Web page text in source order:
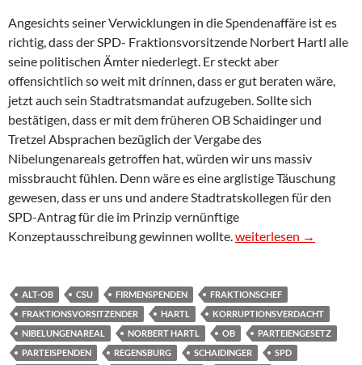
Angesichts seiner Verwicklungen in die Spendenaffäre ist es
richtig, dass der SPD- Fraktionsvorsitzende Norbert Hartl alle
seine politischen Ämter niederlegt. Er steckt aber
offensichtlich so weit mit drínnen, dass er gut beraten wäre,
jetzt auch sein Stadtratsmandat aufzugeben. Sollte sich
bestätigen, dass er mit dem früheren OB Schaidinger und
Tretzel Absprachen bezüglich der Vergabe des
Nibelungenareals getroffen hat, würden wir uns massiv
missbraucht fühlen. Denn wäre es eine arglistige Täuschung
gewesen, dass er uns und andere Stadtratskollegen für den
SPD-Antrag für die im Prinzip vernünftige
Konzeptausschreibung gewinnen wollte. PM 2 zum
weiterlesen →
ALT-OB CSU FIRMENSPENDEN
FRAKTIONSCHEF
FRAKTIONSVORSITZENDER
HARTL
KORRUPTIONSVERDACHT
NIBELUNGENAREAL
NORBERT HARTL OB
PARTEIENGESETZ
PARTEISPENDEN
REGENSBURG SCHAIDINGER
SPD